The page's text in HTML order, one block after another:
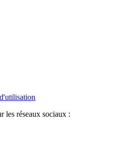
les réseaux sociaux :